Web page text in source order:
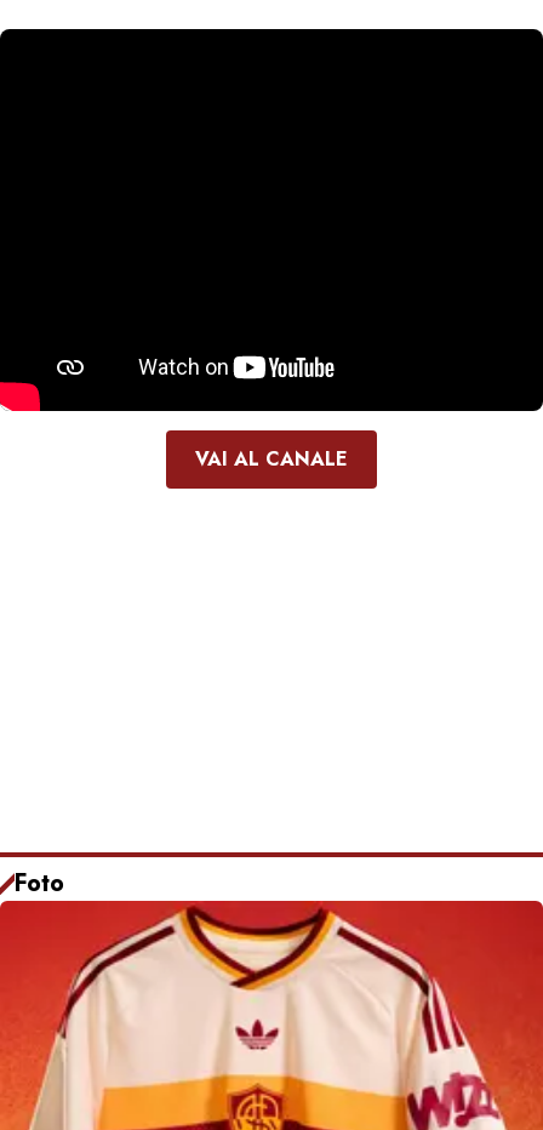
VAI AL CANALE
Foto